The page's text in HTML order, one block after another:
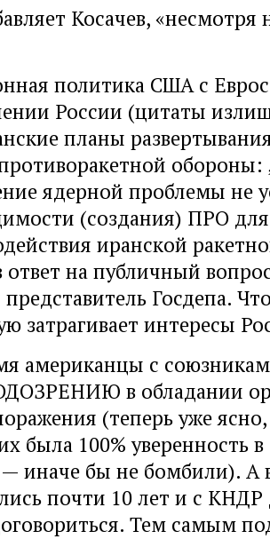
Косачев, «несмотря
политика США с
России (цитаты
планы
обороны:
ядерной проблемы не
(создания) ПРО для
иранской
ответ на публичный
Госдепа.
затрагивает интересы
американцы с
в обладании
(теперь уже
была 100% уверенность в
— иначе бы не бомбили). А
почти 10 лет и с
Тем самым